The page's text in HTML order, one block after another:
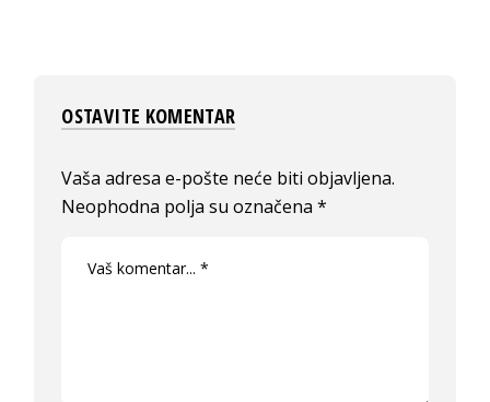
OSTAVITE KOMENTAR
Vaša adresa e-pošte neće biti objavljena.
Neophodna polja su označena*